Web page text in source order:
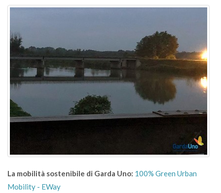
La mobilità sostenibile di Garda Uno: 100% Green Urban
Mobility - EWay